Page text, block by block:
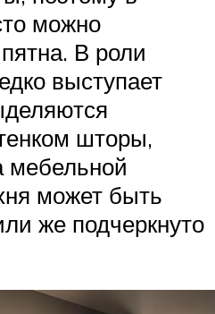
можно
В роли
выступает
шторы,
мебельной
может быть
же подчеркнуто